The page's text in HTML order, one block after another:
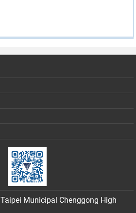
Taipei Municipal Chenggong High